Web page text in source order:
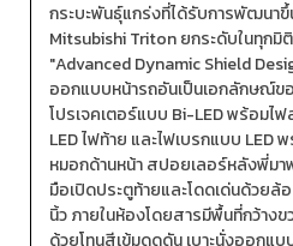
กระบะพันธุ์แกร่งที่ได้รับการพัฒนา
Mitsubishi Triton ยกระดับในทุกมิ
"Advanced Dynamic Shield
ออกแบบหน้ารถอันเป็นเอกลักษณ์ข
โปรเจคเตอร์แบบ Bi-LED พร้อมไ
LED ไฟท้าย และไฟเบรกแบบ LED
หมอกด้านหน้า สปอยเลอร์หลังพี่ม
มือเปิดประตูท้ายและโดดเด่นด้วยล้
นิ้ว ภายในห้องโดยสารมีพื้นที่กว้าง